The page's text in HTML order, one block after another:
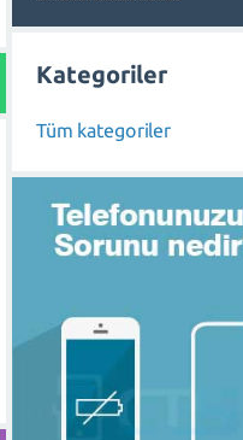
Kategoriler
Tüm kategoriler